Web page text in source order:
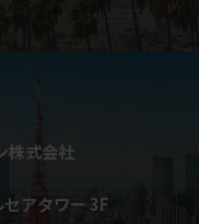
株式会社
アタワー 3F